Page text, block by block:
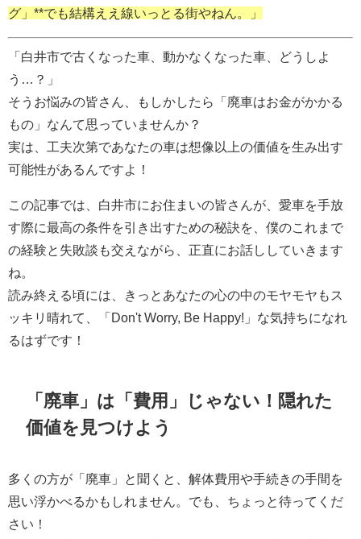
グ」**でも結構ええ線いっとる街やねん。」
「白井市で古くなった車、動かなくなった車、どうしよ
う…？」
そうお悩みの皆さん、もしかしたら「廃車はお金がかかる
もの」なんて思っていませんか？
実は、工夫次第であなたの車は想像以上の価値を生み出す
可能性があるんですよ！
この記事では、白井市にお住まいの皆さんが、愛車を手放
す際に最高の条件を引き出すための秘訣を、僕のこれまで
の経験と失敗談も交えながら、正直にお話ししていきます
ね。
読み終える頃には、きっとあなたの心の中のモヤモヤもス
ッキリ晴れて、「Don't Worry, Be Happy!」な気持ちになれ
るはずです！
「廃車」は「費用」じゃない！隠れた
価値を見つけよう
多くの方が「廃車」と聞くと、解体費用や手続きの手間を
思い浮かべるかもしれません。でも、ちょっと待ってくだ
さい！